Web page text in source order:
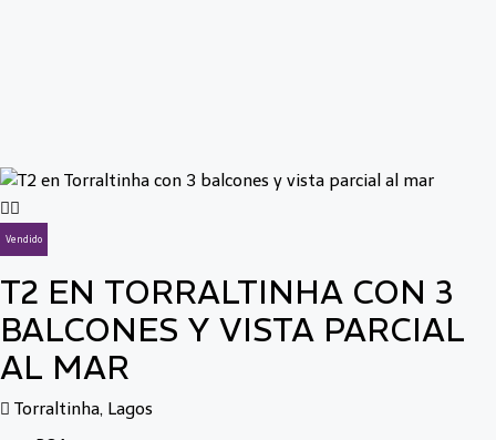
Vendido
T2 EN TORRALTINHA CON 3
BALCONES Y VISTA PARCIAL
AL MAR
Torraltinha, Lagos